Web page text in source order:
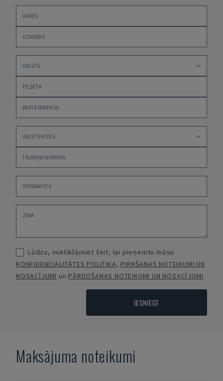
Lūdzu, noklikšķiniet šeit, lai pieņemtu mūsu
KONFIDENCIALITĀTES POLITIKA, PIRKŠANAS NOTEIKUMI UN
NOSACĪJUMI un PĀRDOŠANAS NOTEIKUMI UN NOSACĪJUMI
IESNIEGT
Maksājuma noteikumi